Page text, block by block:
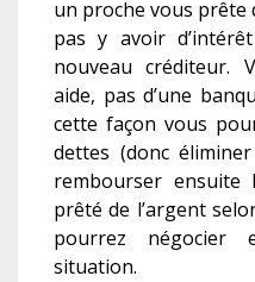
un proche vous prête
pas y avoir
nouveau créditeur.
aide, pas d’une
cette façon vous
dettes (donc
rembourser
prêté de l’argent
pourrez
situation.